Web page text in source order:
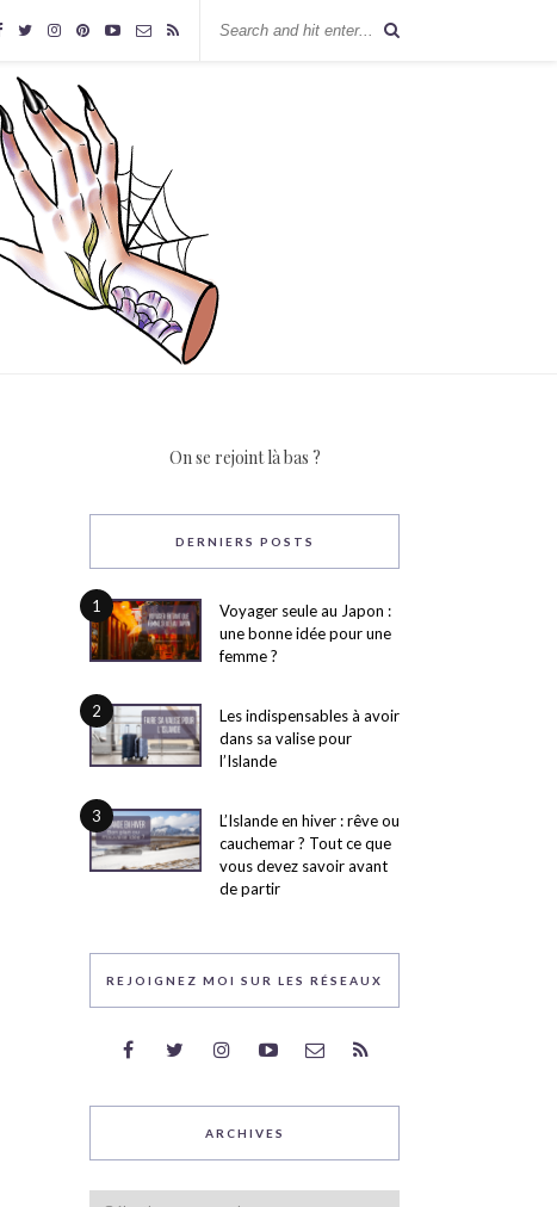
On se rejoint là bas ?
DERNIERS POSTS
1
Voyager seule au Japon :
une bonne idée pour une
femme ?
2
Les indispensables à avoir
dans sa valise pour
l’Islande
3
L’Islande en hiver : rêve ou
cauchemar ? Tout ce que
vous devez savoir avant
de partir
REJOIGNEZ MOI SUR LES RÉSEAUX
ARCHIVES